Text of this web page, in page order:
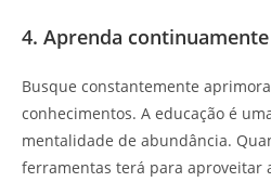
4. Aprenda continuamente
Busque constantemente
conhecimentos. A educação é
mentalidade de abundância.
ferramentas terá para aproveitar